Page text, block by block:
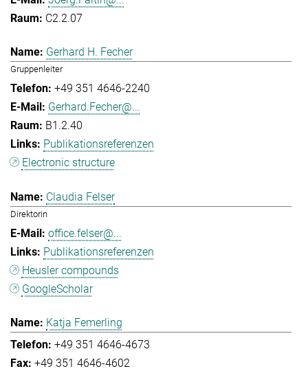
C2.2.07
Gerhard H. Fecher
Gruppenleiter
+49 351 4646-2240
Gerhard.Fecher@...
B1.2.40
Publikationsreferenzen
Electronic structure
Claudia Felser
Direktorin
office.felser@...
Publikationsreferenzen
Heusler compounds
GoogleScholar
Katja Femerling
+49 351 4646-4673
+49 351 4646-4602